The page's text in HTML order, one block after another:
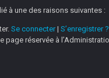
à une des raisons suivantes :
Se connecter| S’enregistrer ?
page réservée à